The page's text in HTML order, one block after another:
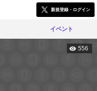
新規登録・ログイン
イベント
556